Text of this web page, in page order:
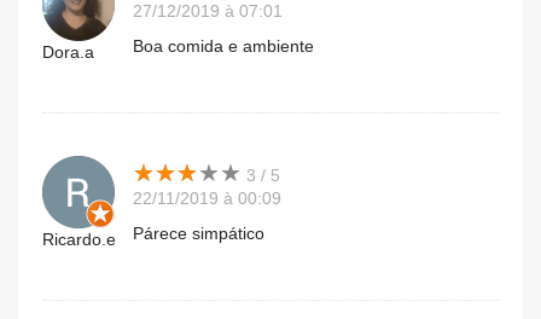
Dora.a
27/12/2019 à 07:01
Boa comida e ambiente
Ricardo.e
★★★★★
★★★★★ 3 / 5
22/11/2019 à 00:09
Párece simpático